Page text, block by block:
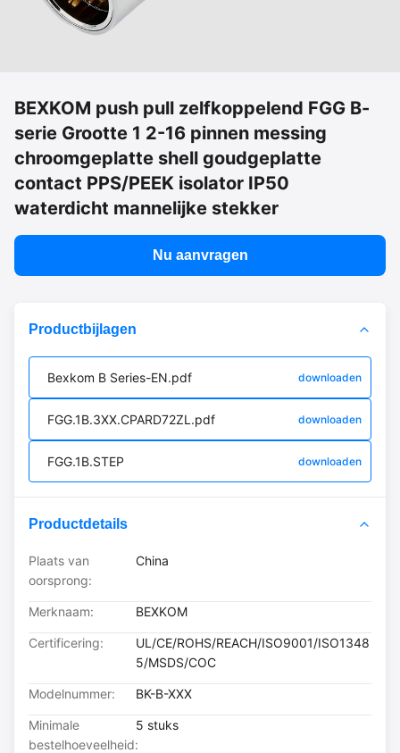
BEXKOM push pull zelfkoppelend FGG B-
serie Grootte 1 2-16 pinnen messing
chroomgeplatte shell goudgeplatte
contact PPS/PEEK isolator IP50
waterdicht mannelijke stekker
Nu aanvragen
Productbijlagen
Bexkom B Series-EN.pdf downloaden
FGG.1B.3XX.CPARD72ZL.pdf downloaden
FGG.1B.STEP downloaden
Productdetails
Plaats van
oorsprong:
China
Merknaam: BEXKOM
Certificering:
UL/CE/ROHS/REACH/ISO9001/ISO1348
5/MSDS/COC
Modelnummer: BK-B-XXX
Minimale
bestelhoeveelheid:
5 stuks